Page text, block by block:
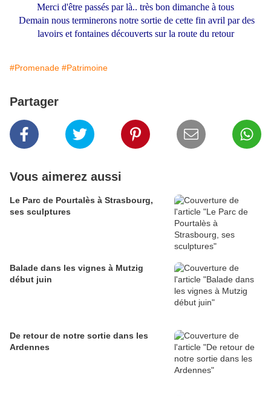
Merci d'être passés par là.. très bon dimanche à tous
Demain nous terminerons notre sortie de cette fin avril par des
lavoirs et fontaines découverts sur la route du retour
#Promenade #Patrimoine
Partager
Vous aimerez aussi
Le Parc de Pourtalès à Strasbourg,
ses sculptures
Balade dans les vignes à Mutzig
début juin
De retour de notre sortie dans les
Ardennes